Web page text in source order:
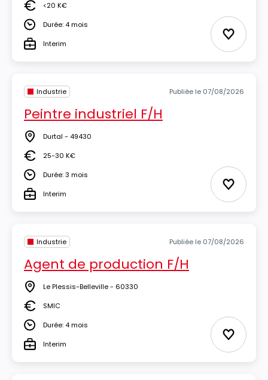
Salaire<20 K€
DuréeDurée: 4 mois
TypeInterim Ajouter
Industrie Publiée le 07/08/2026
Peintre industriel F/H
Lieu Durtal - 49430
Salaire25-30 K€
DuréeDurée: 3 mois
TypeInterim Ajouter
Industrie Publiée le 07/08/2026
Agent de production F/H
Lieu Le Plessis-Belleville - 60330
Salaire
SMIC
DuréeDurée: 4 mois
TypeInterim Ajouter